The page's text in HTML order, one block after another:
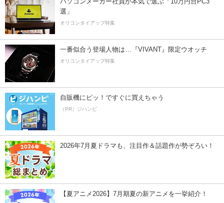
選」
オリコンタイアップ特集
一番似合う登場人物は…『VIVANT』限定ウオッチ
オリコンタイアップ特集
自販機にピッ！ですぐに買えちゃう
（PR）ジハンピ
2026年7月夏ドラマも、注目作＆話題作が勢ぞろい！
【夏アニメ2026】7月期夏の新アニメを一挙紹介！